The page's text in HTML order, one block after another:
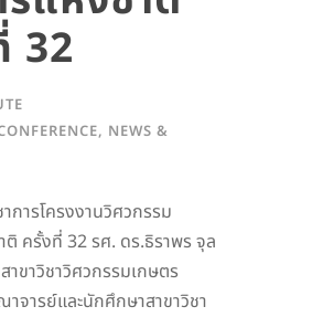
32
, NEWS &
การโครงงานวิศวกรรม
ติ ครั้งที่ 32 รศ. ดร.ธิราพร จุล
าขาวิชาวิศวกรรมเกษตร
จารย์และนักศึกษาสาขาวิชา